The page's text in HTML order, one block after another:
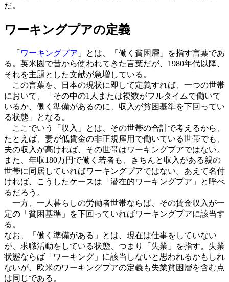
だ。
ワーキングプアの定義
「 ワーキングプア 」とは、「働く貧困層」を指す言葉であ
る。英米圏で昔から使われてきた言葉だが、1980年代以降、
それを主題とした文献が急増している。
この言葉を、日本の現状に即して定義すれば、一つの世帯
において、「その中の1人または複数がフルタイムで働いて
いるか、働く準備があるのに、収入が貧困基準を下回ってい
る状態」となる。
ここでいう「収入」とは、その世帯の合計で考えるから、
たとえば、妻が低賃金の非正規雇用で働いている世帯でも、
夫の収入が高ければ、その世帯はワーキングプアではない。
また、年収180万円で働く若者も、きちんと収入がある親の
世帯に同居していればワーキングプアではない。あえて名付
ければ、こうしたケースは「潜在的ワーキングプア」と呼べ
るだろう。
一方、一人暮らしの労働者世帯ならば、その賃金収入が一
定の「貧困基準」を下回っていればワーキングプアに該当す
る。
なお、「働く準備がある」とは、現在は仕事をしていない
が、求職活動をしている状態、つまり「失業」を指す。失業
状態ならば「ワーキング」に該当しないと思われるかもしれ
ないが、欧米のワーキングプアの定義も失業貧困層を含む点
は同じである。